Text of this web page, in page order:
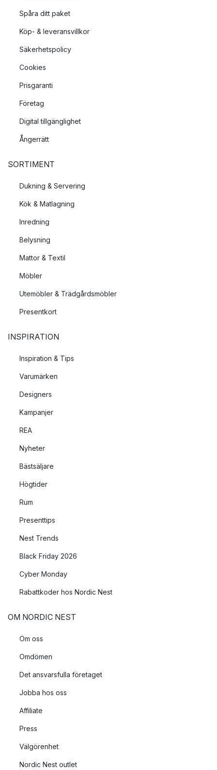
Spåra ditt paket
Köp- & leveransvillkor
Säkerhetspolicy
Cookies
Prisgaranti
Företag
Digital tillgänglighet
Ångerrätt
SORTIMENT
Dukning & Servering
Kök & Matlagning
Inredning
Belysning
Mattor & Textil
Möbler
Utemöbler & Trädgårdsmöbler
Presentkort
INSPIRATION
Inspiration & Tips
Varumärken
Designers
Kampanjer
REA
Nyheter
Bästsäljare
Högtider
Rum
Presenttips
Nest Trends
Black Friday 2026
Cyber Monday
Rabattkoder hos Nordic Nest
OM NORDIC NEST
Om oss
Omdömen
Det ansvarsfulla företaget
Jobba hos oss
Affiliate
Press
Välgörenhet
Nordic Nest outlet